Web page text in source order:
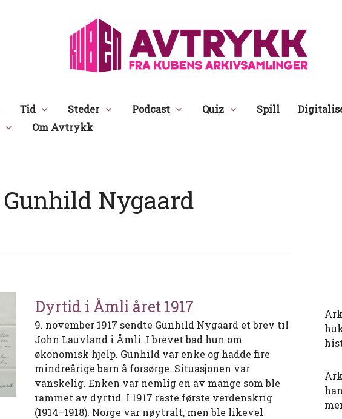
Avtrykk
Tid Steder Podcast Quiz Spill
Om Avtrykk
Gunhild Nygaard
Dyrtid i Åmli året 1917
9. november 1917 sendte Gunhild Nygaard et brev til
John Lauvland i Åmli. I brevet bad hun om
økonomisk hjelp. Gunhild var enke og hadde fire
mindreårige barn å forsørge. Situasjonen var
vanskelig. Enken var nemlig en av mange som ble
rammet av dyrtid. I 1917 raste første verdenskrig
(1914–1918). Norge var nøytralt, men ble likevel